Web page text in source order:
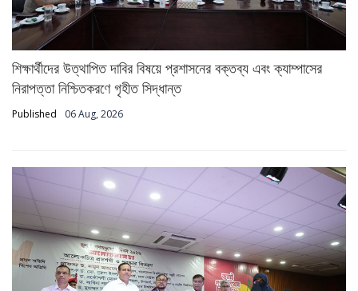
শিক্ষার্থীদের উত্থাপিত দাবির বিষয়ে প্রশাসনের বক্তব্য এবং ক্যাম্পাসের
নিরাপত্তা নিশ্চিতকরণে গৃহীত সিদ্ধান্ত
Published 06 Aug, 2026